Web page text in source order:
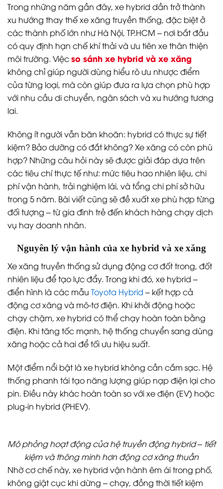
Trong những năm gần đây, xe hybrid dần trở thành
xu hướng thay thế xe xăng truyền thống, đặc biệt ở
các thành phố lớn như Hà Nội, TP.HCM – nơi bắt đầu
có quy định hạn chế khí thải và ưu tiên xe thân thiện
môi trường. Việcso sánh xe hybrid và xe xăng
không chỉ giúp người dùng hiểu rõ ưu nhược điểm
của từng loại, mà còn giúp đưa ra lựa chọn phù hợp
với nhu cầu di chuyển, ngân sách và xu hướng tương
lai.
Không ít người vẫn băn khoăn: hybrid có thực sự tiết
kiệm? Bảo dưỡng có đắt không? Xe xăng có còn phù
hợp? Những câu hỏi này sẽ được giải đáp dựa trên
các tiêu chí thực tế như: mức tiêu hao nhiên liệu, chi
phí vận hành, trải nghiệm lái, và tổng chi phí sở hữu
trong 5 năm. Bài viết cũng sẽ đề xuất xe phù hợp từng
đối tượng – từ gia đình trẻ đến khách hàng chạy dịch
vụ hay doanh nhân.
Nguyên lý vận hành của xe hybrid và xe xăng
Xe xăng truyền thống sử dụng động cơ đốt trong, đốt
nhiên liệu để tạo lực đẩy. Trong khi đó, xe hybrid –
điển hình là các mẫu Toyota Hybrid – kết hợp cả
động cơ xăng và mô-tơ điện. Khi khởi động hoặc
chạy chậm, xe hybrid có thể chạy hoàn toàn bằng
điện. Khi tăng tốc mạnh, hệ thống chuyển sang dùng
xăng hoặc cả hai để tối ưu hiệu suất.
Một điểm nổi bật là xe hybrid không cần cắm sạc. Hệ
thống phanh tái tạo năng lượng giúp nạp điện lại cho
pin. Điều này khác hoàn toàn so với xe điện (EV) hoặc
plug-in hybrid (PHEV).
Mô phỏng hoạt động của hệ truyền động hybrid – tiết
kiệm và thông minh hơn động cơ xăng thuần
Nhờ cơ chế này, xe hybrid vận hành êm ái trong phố,
không giật cục khi dừng – chạy, đồng thời tiết kiệm